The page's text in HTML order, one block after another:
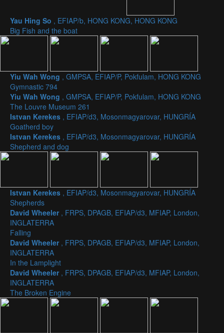
Yau Hing So , EFIAP/b, HONG KONG, HONG KONG
Big Fish and the boat
Yiu Wah Wong , GMPSA, EFIAP/P, Pokfulam, HONG KONG
Gymnastic 794
Yiu Wah Wong , GMPSA, EFIAP/P, Pokfulam, HONG KONG
The Louvre Museum 261
Istvan Kerekes , EFIAP/d3, Mosonmagyarovar, HUNGRÍA
Goatherd boy
Istvan Kerekes , EFIAP/d3, Mosonmagyarovar, HUNGRÍA
Shepherd and dog
Istvan Kerekes , EFIAP/d3, Mosonmagyarovar, HUNGRÍA
Shepherds
David Wheeler , FRPS, DPAGB, EFIAP/d3, MFIAP, London,
INGLATERRA
Falling
David Wheeler , FRPS, DPAGB, EFIAP/d3, MFIAP, London,
INGLATERRA
In the Lamplight
David Wheeler , FRPS, DPAGB, EFIAP/d3, MFIAP, London,
INGLATERRA
The Broken Engine